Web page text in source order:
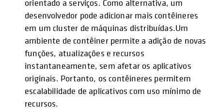
orientado a serviços. Como alternativa, um
desenvolvedor pode adicionar mais contêineres
em um cluster de máquinas distribuídas.Um
ambiente de contêiner permite a adição de novas
funções, atualizações e recursos
instantaneamente, sem afetar os aplicativos
originais. Portanto, os contêineres permitem
escalabilidade de aplicativos com uso mínimo de
recursos.